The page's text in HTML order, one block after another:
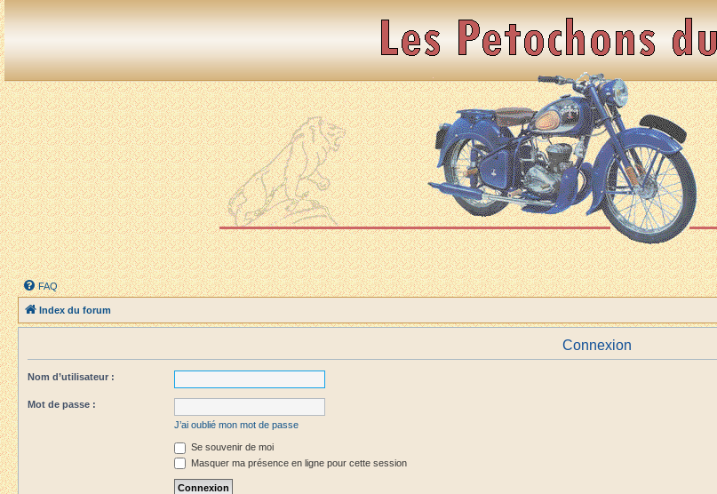
FAQ
Index du forum
Connexion
Nom d’utilisateur :
Mot de passe :
J’ai oublié mon mot de passe
Se souvenir de moi
Masquer ma présence en ligne pour cette session